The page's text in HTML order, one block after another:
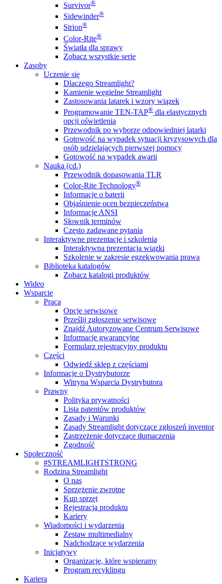
Survivor®
Sidewinder®
Strion®
Color-Rite®
Światła dla sprawy
Zobacz wszystkie serie
Zasoby
Uczenie się
Dlaczego Streamlight?
Kamienie węgielne Streamlight
Zastosowania latarek i wzory wiązek
Programowanie TEN-TAP® dla elastycznych
opcji oświetlenia
Przewodnik po wyborze odpowiedniej latarki
Gotowość na wypadek sytuacji kryzysowych dla
osób udzielających pierwszej pomocy
Gotowość na wypadek awarii
Nauka (cd.)
Przewodnik dopasowania TLR
Color-Rite Technology®
Informacje o baterii
Objaśnienie ocen bezpieczeństwa
Informacje ANSI
Słownik terminów
Często zadawane pytania
Interaktywne prezentacje i szkolenia
Interaktywna prezentacja wiązki
Szkolenie w zakresie egzekwowania prawa
Biblioteka katalogów
Zobacz katalogi produktów
Wideo
Wsparcie
Praca
Opcje serwisowe
Prześlij zgłoszenie serwisowe
Znajdź Autoryzowane Centrum Serwisowe
Informacje gwarancyjne
Formularz rejestracyjny produktu
Części
Odwiedź sklep z częściami
Informacje o Dystrybutorze
Witryna Wsparcia Dystrybutora
Prawny
Polityka prywatności
Lista patentów produktów
Zasady i Warunki
Zasady Streamlight dotyczące zgłoszeń inventor
Zastrzeżenie dotyczące tłumaczenia
Zgodność
Społeczność
#STREAMLIGHTSTRONG
Rodzina Streamlight
O nas
Sprzężenie zwrotne
Kup sprzęt
Rejestracja produktu
Kariery
Wiadomości i wydarzenia
Zestaw multimedialny
Nadchodzące wydarzenia
Inicjatywy
Organizacje, które wspieramy
Program recyklingu
Kariera